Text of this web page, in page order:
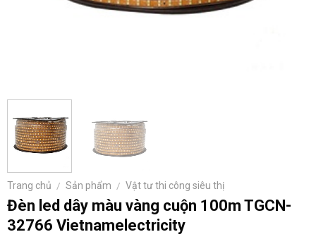
Trang chủ / Sản phẩm / Vật tư thi công siêu thị
Đèn led dây màu vàng cuộn 100m TGCN-
32766 Vietnamelectricity